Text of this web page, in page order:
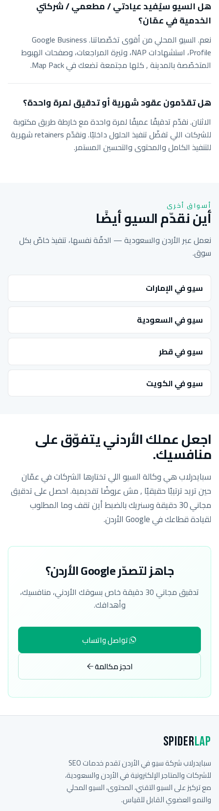
هل السيو سيُفيد عيادتي / مطعمي / شركتي
الخدمية في عمّان؟
نعم. السيو المحلي من أقوى تخصّصاتنا. Google Business
Profile، استشهادات NAP، وتيرة المراجعات، وصفحات الهبوط
المتخصّصة بالمدينة , كلها مجتمعة تضعك في Map Pack.
هل تقدّمون عقود شهرية أو تدقيق لمرة واحدة؟
الاثنان. نقدّم تدقيقًا عميقًا لمرة واحدة مع خارطة طريق مكتوبة
للشركات اللي تفضّل تنفيذ الحلول داخليًا. ونقدّم retainers شهرية
للتنفيذ الكامل والمحتوى والتحسين المستمر.
أسواق أخرى
أين نقدّم السيو أيضًا
نعمل عبر الأردن والسعودية — الدقّة نفسها، تنفيذ خاصّ بكل
سوق.
سيو في الإمارات
سيو في السعودية
سيو في قطر
سيو في الكويت
اجعل عملك الأردني يتفوّق على
منافسيك.
سبايدرلاب هي وكالة السيو اللي تختارها الشركات في عمّان
حين تريد ترتيبًا حقيقيًا , مش عروضًا تقديمية. احصل على تدقيق
مجاني 30 دقيقة وسنريك بالضبط أين تقف وما المطلوب
لقيادة قطاعك في Google الأردن.
جاهز لتصدّر Google الأردن؟
تدقيق مجاني 30 دقيقة خاص بسوقك الأردني، منافسيك،
وأهدافك.
تواصل واتساب
احجز مكالمة
SpiderLap
سبايدرلاب شركة سيو في الأردن تقدم خدمات SEO
للشركات والمتاجر الإلكترونية في الأردن والسعودية،
مع تركيز على السيو التقني، المحتوى، السيو المحلي
والنمو العضوي القابل للقياس.